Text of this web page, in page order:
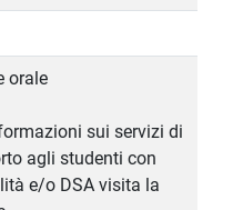
orale
sui servizi di
agli studenti con
e/o DSA visita la